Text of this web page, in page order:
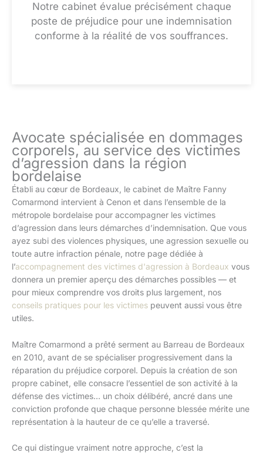
Notre cabinet évalue précisément chaque
poste de préjudice pour une indemnisation
conforme à la réalité de vos souffrances.
Avocate spécialisée en dommages
corporels, au service des victimes
d’agression dans la région
bordelaise
Établi au cœur de Bordeaux, le cabinet de Maître Fanny
Comarmond intervient à Cenon et dans l’ensemble de la
métropole bordelaise pour accompagner les victimes
d’agression dans leurs démarches d’indemnisation. Que vous
ayez subi des violences physiques, une agression sexuelle ou
toute autre infraction pénale, notre page dédiée à
l’accompagnement des victimes d'agression à Bordeaux vous
donnera un premier aperçu des démarches possibles — et
pour mieux comprendre vos droits plus largement, nos
conseils pratiques pour les victimes peuvent aussi vous être
utiles.
Maître Comarmond a prêté serment au Barreau de Bordeaux
en 2010, avant de se spécialiser progressivement dans la
réparation du préjudice corporel. Depuis la création de son
propre cabinet, elle consacre l’essentiel de son activité à la
défense des victimes… un choix délibéré, ancré dans une
conviction profonde que chaque personne blessée mérite une
représentation à la hauteur de ce qu’elle a traversé.
Ce qui distingue vraiment notre approche, c’est la